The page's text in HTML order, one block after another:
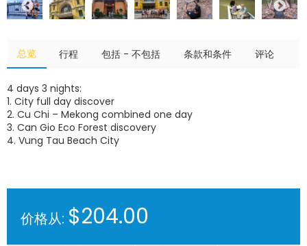
总览 行程 包括 - 不包括 条款和条件 评论
4 days 3 nights:
1. City full day discover
2. Cu Chi – Mekong combined one day
3. Can Gio Eco Forest discovery
4. Vung Tau Beach City
价格从: $204.00